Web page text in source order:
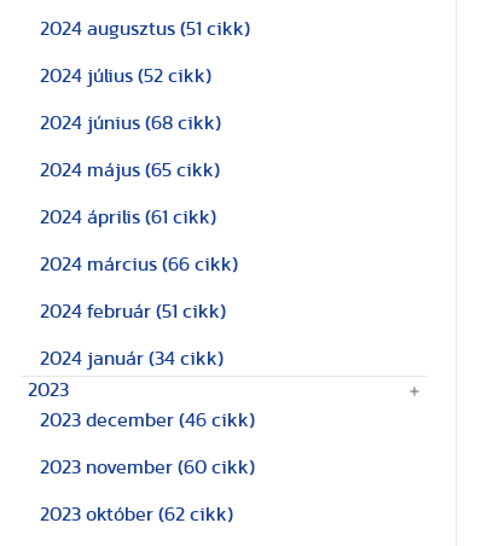
2024 augusztus (51 cikk)
2024 július (52 cikk)
2024 június (68 cikk)
2024 május (65 cikk)
2024 április (61 cikk)
2024 március (66 cikk)
2024 február (51 cikk)
2024 január (34 cikk)
2023
2023 december (46 cikk)
2023 november (60 cikk)
2023 október (62 cikk)